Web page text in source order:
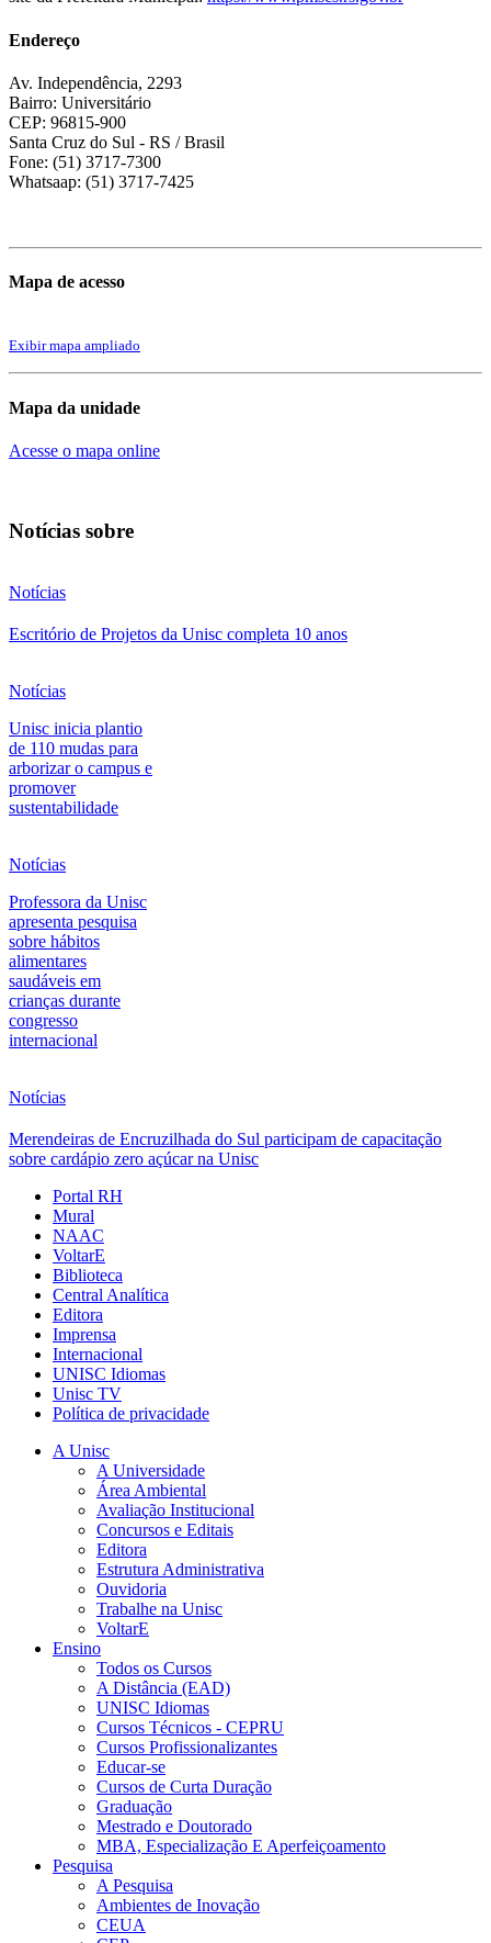
Endereço
Av. Independência, 2293
Bairro: Universitário
CEP: 96815-900
Santa Cruz do Sul - RS / Brasil
Fone: (51) 3717-7300
Whatsaap: (51) 3717-7425
Mapa de acesso
Exibir mapa ampliado
Mapa da unidade
Acesse o mapa online
Notícias sobre
Notícias
Escritório de Projetos da Unisc completa 10 anos
Notícias
Unisc inicia plantio
de 110 mudas para
arborizar o campus e
promover
sustentabilidade
Notícias
Professora da Unisc
apresenta pesquisa
sobre hábitos
alimentares
saudáveis em
crianças durante
congresso
internacional
Notícias
Merendeiras de Encruzilhada do Sul participam de capacitação
sobre cardápio zero açúcar na Unisc
Portal RH
Mural
NAAC
VoltarE
Biblioteca
Central Analítica
Editora
Imprensa
Internacional
UNISC Idiomas
Unisc TV
Política de privacidade
A Unisc
A Universidade
Área Ambiental
Avaliação Institucional
Concursos e Editais
Editora
Estrutura Administrativa
Ouvidoria
Trabalhe na Unisc
VoltarE
Ensino
Todos os Cursos
A Distância (EAD)
UNISC Idiomas
Cursos Técnicos - CEPRU
Cursos Profissionalizantes
Educar-se
Cursos de Curta Duração
Graduação
Mestrado e Doutorado
MBA, Especialização E Aperfeiçoamento
Pesquisa
A Pesquisa
Ambientes de Inovação
CEUA